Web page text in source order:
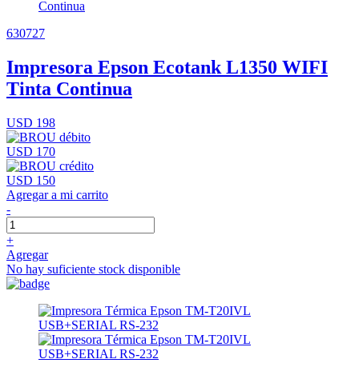
630727
Impresora Epson Ecotank L1350 WIFI
Tinta Continua
USD 198
USD 170
USD 150
Agregar a mi carrito
-
+
Agregar
No hay suficiente stock disponible